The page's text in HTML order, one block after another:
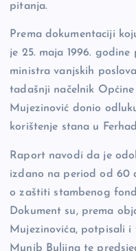
pitanja.
Prema dokumentaciji
je 25. maja 1996.
ministra vanjskih
tadašnji načelnik
Mujezinović donio
korištenje stana u
Raport navodi da je
izdano na period od 60
o zaštiti stambenog
Dokument su, prema
Mujezinovića, potpisali i
Munib Buljina te